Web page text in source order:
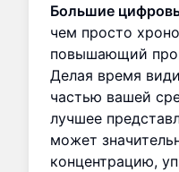
Большие
чем просто
повышающий
Делая время
частью вашей
лучшее
может
концентрацию,